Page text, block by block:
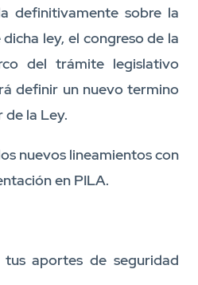
definitivamente sobre la
ley, el congreso de la
del trámite legislativo
definir un nuevo termino
la Ley.
nuevos lineamientos con
en PILA.
tus aportes de seguridad